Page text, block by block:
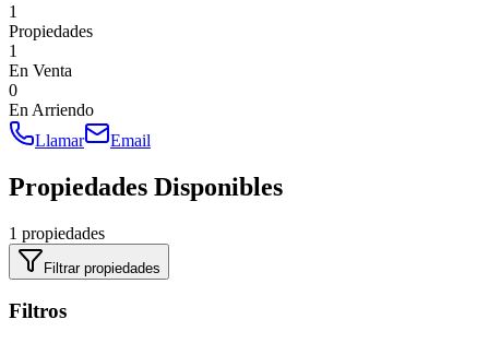
1
Propiedades
1
En Venta
0
En Arriendo
Llamar
Email
Propiedades Disponibles
1 propiedades
Filtrar propiedades
Filtros